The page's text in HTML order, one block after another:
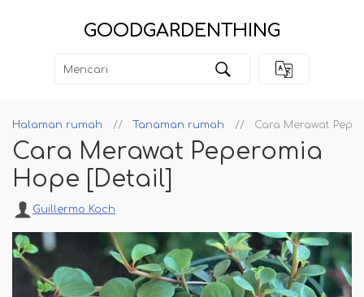
GOODGARDENTHING
Halaman rumah Tanaman rumah Cara Merawat
Cara Merawat Peperomia
Hope [Detail]
Guillermo Koch